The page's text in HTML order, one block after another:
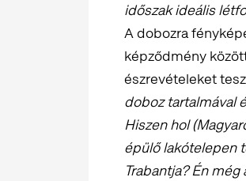
időszak ideális
A dobozra
képződmény
észrevételeket
doboz tartalmával
Hiszen hol
épülő lakótelepen
Trabantja? Én